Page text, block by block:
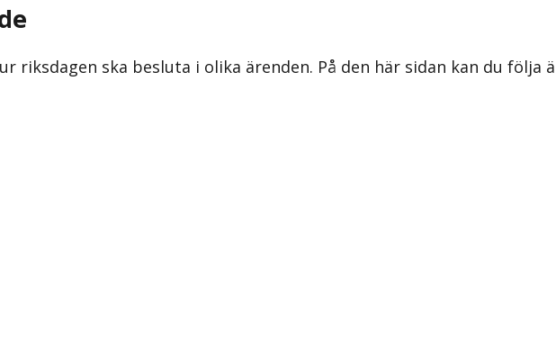
ska besluta i olika ärenden. På den här sidan kan du följa